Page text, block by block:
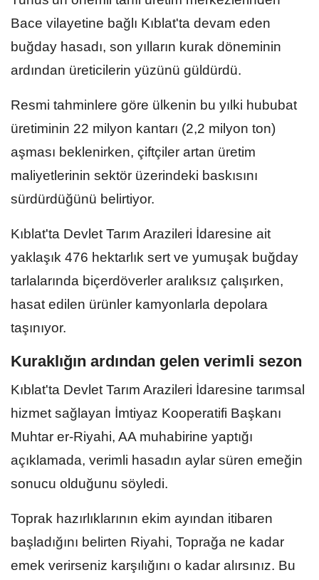
Bace vilayetine bağlı Kıblat'ta devam eden
buğday hasadı, son yılların kurak döneminin
ardından üreticilerin yüzünü güldürdü.
Resmi tahminlere göre ülkenin bu yılki hububat
üretiminin 22 milyon kantarı (2,2 milyon ton)
aşması beklenirken, çiftçiler artan üretim
maliyetlerinin sektör üzerindeki baskısını
sürdürdüğünü belirtiyor.
Kıblat'ta Devlet Tarım Arazileri İdaresine ait
yaklaşık 476 hektarlık sert ve yumuşak buğday
tarlalarında biçerdöverler aralıksız çalışırken,
hasat edilen ürünler kamyonlarla depolara
taşınıyor.
Kuraklığın ardından gelen verimli sezon
Kıblat'ta Devlet Tarım Arazileri İdaresine tarımsal
hizmet sağlayan İmtiyaz Kooperatifi Başkanı
Muhtar er-Riyahi, AA muhabirine yaptığı
açıklamada, verimli hasadın aylar süren emeğin
sonucu olduğunu söyledi.
Toprak hazırlıklarının ekim ayından itibaren
başladığını belirten Riyahi, Toprağa ne kadar
emek verirseniz karşılığını o kadar alırsınız. Bu